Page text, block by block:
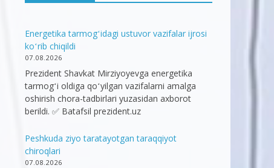
Energetika tarmogʻidagi ustuvor vazifalar ijrosi
koʻrib chiqildi
07.08.2026
Prezident Shavkat Mirziyoyevga energetika
tarmogʻi oldiga qoʻyilgan vazifalarni amalga
oshirish chora-tadbirlari yuzasidan axborot
berildi. ✅ Batafsil prezident.uz
Peshkuda ziyo taratayotgan taraqqiyot
chiroqlari
07.08.2026